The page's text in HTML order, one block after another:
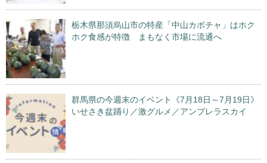
栃木県那須烏山市の特産「中山カボチャ」はホク
ホク食感が特徴 まもなく市場に流通へ
群馬県の今週末のイベント《7月18日～7月19日》
いせさき盆踊り／激グルメ／アンブレラスカイ